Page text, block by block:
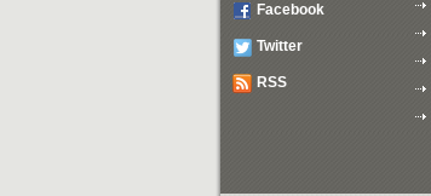
Facebook
Twitter
RSS